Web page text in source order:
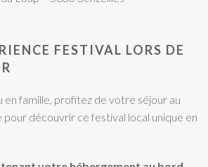
FESTIVAL LORS DE
en famille, profitez de votre séjour au
pour découvrir ce festival local unique en